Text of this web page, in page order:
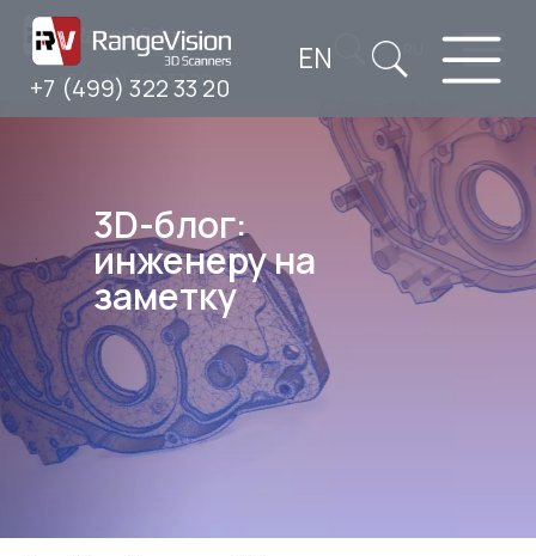
+7 (499) 322 33 20
+7 (499) 322 33 20
EN
3D-блог:
инженеру на
заметку